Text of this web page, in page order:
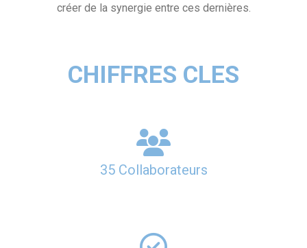
créer de la synergie entre ces dernières.
CHIFFRES CLES
35 Collaborateurs